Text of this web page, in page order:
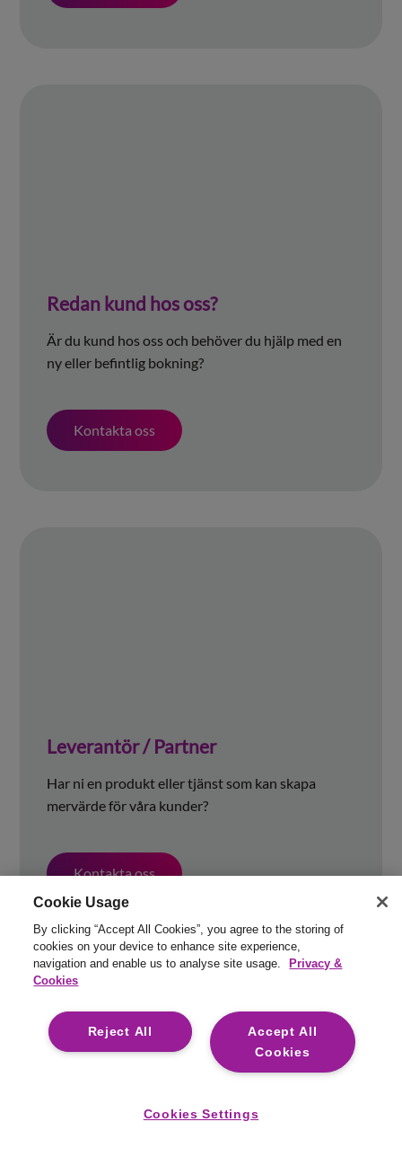
Redan kund hos oss?
Är du kund hos oss och behöver du hjälp med en
ny eller befintlig bokning?
Kontakta oss
Leverantör / Partner
Har ni en produkt eller tjänst som kan skapa
mervärde för våra kunder?
Kontakta oss
Cookie Usage
By clicking “Accept All Cookies”, you agree to the storing of
cookies on your device to enhance site experience,
navigation and enable us to analyse site usage.
Privacy &
Cookies
Accept All
Cookies
Reject All
Cookies Settings